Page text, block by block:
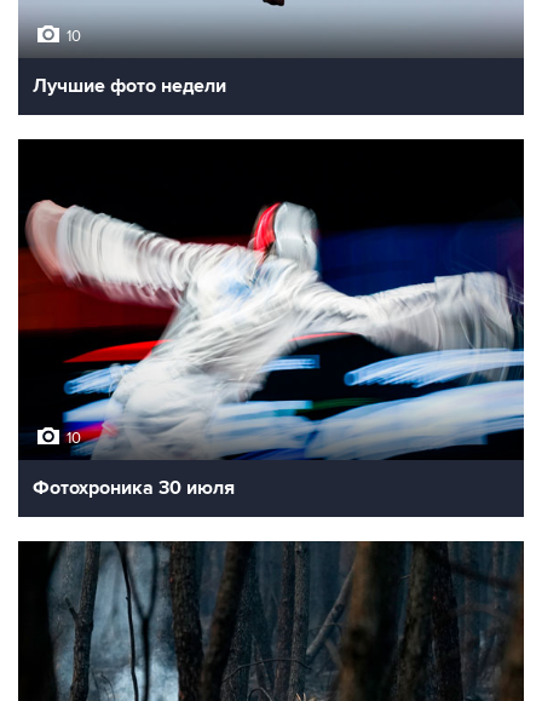
10
Лучшие фото недели
10
Фотохроника 30 июля